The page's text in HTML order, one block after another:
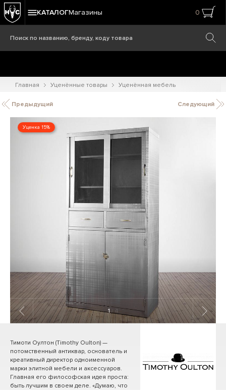
КАТАЛОГМагазины 0
Главная Уценённые товары Уценённая мебель
Предыдущий Следующий
Уценка 15%
1/ 4
Тимоти Оултон (Timothy Oulton) —
потомственный антиквар, основатель и
креативный директор одноименной
марки элитной мебели и аксессуаров.
Главная его философская идея проста:
быть лучшим в своем деле. «Думаю, что